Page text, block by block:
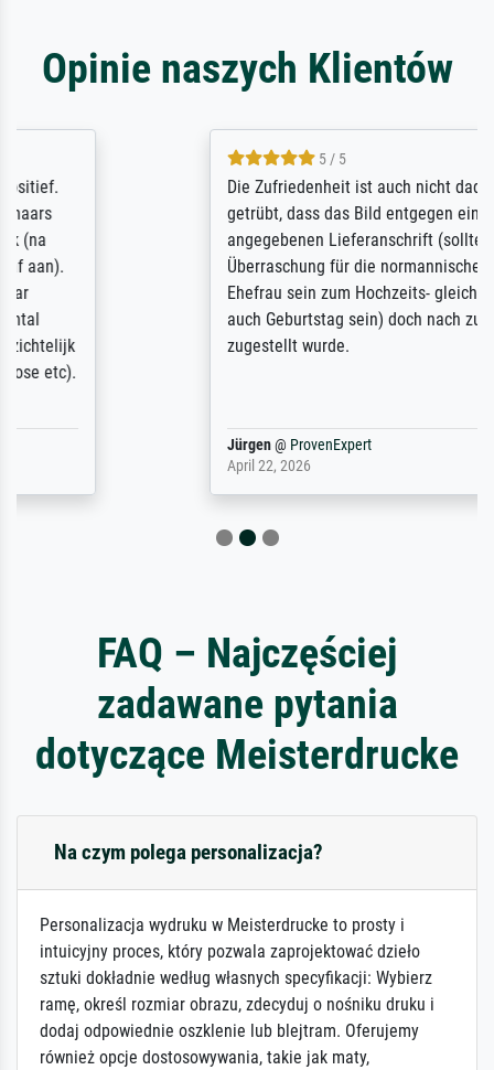
Opinie naszych Klientów
Die Zufriedenheit ist auch nicht dadurch
getrübt, dass das Bild entgegen einer
angegebenen Lieferanschrift (sollte eine
Überraschung für die normannische
Ehefrau sein zum Hochzeits- gleichzeitig
auch Geburtstag sein) doch nach zu Hause
ProvenExpert
FAQ – Najczęściej
zadawane pytania
dotyczące Meisterdrucke
Na czym polega personalizacja?
Personalizacja wydruku w Meisterdrucke to prosty i
intuicyjny proces, który pozwala zaprojektować dzieło
sztuki dokładnie według własnych specyfikacji: Wybierz
ramę, określ rozmiar obrazu, zdecyduj o nośniku druku i
dodaj odpowiednie oszklenie lub blejtram. Oferujemy
również opcje dostosowywania, takie jak maty,